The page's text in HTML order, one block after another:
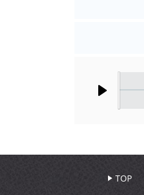
TOP